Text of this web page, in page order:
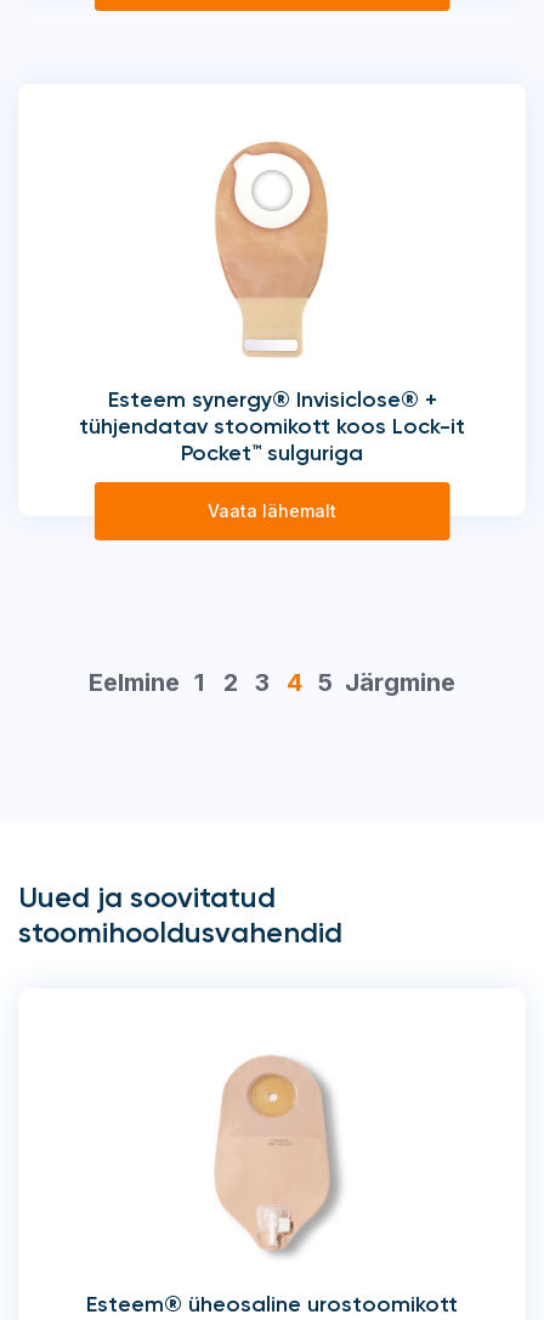
Esteem synergy® Invisiclose® +
tühjendatav stoomikott koos Lock-it
Pocket™ sulguriga
Vaata lähemalt
Eelmine 1 2 3 4 5 Järgmine
Uued ja soovitatud
stoomihooldusvahendid
Esteem® üheosaline urostoomikott